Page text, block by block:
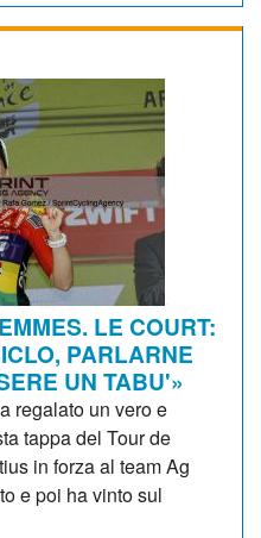
LE COURT:
PARLARNE
UN TABU'»
regalato un vero e
tappa del Tour de
in forza al team Ag
e poi ha vinto sul